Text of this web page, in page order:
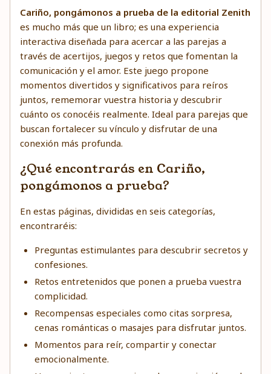
Cariño, pongámonos a prueba de la editorial Zenith
es mucho más que un libro; es una experiencia
interactiva diseñada para acercar a las parejas a
través de acertijos, juegos y retos que fomentan la
comunicación y el amor. Este juego propone
momentos divertidos y significativos para reíros
juntos, rememorar vuestra historia y descubrir
cuánto os conocéis realmente. Ideal para parejas que
buscan fortalecer su vínculo y disfrutar de una
conexión más profunda.
¿Qué encontrarás en Cariño,
pongámonos a prueba?
En estas páginas, divididas en seis categorías,
encontraréis:
Preguntas estimulantes para descubrir secretos y
confesiones.
Retos entretenidos que ponen a prueba vuestra
complicidad.
Recompensas especiales como citas sorpresa,
cenas románticas o masajes para disfrutar juntos.
Momentos para reír, compartir y conectar
emocionalmente.